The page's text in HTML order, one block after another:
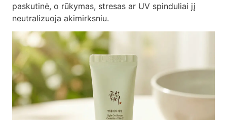
paskutinė, o rūkymas, stresas ar UV spinduliai jį
neutralizuoja akimirksniu.